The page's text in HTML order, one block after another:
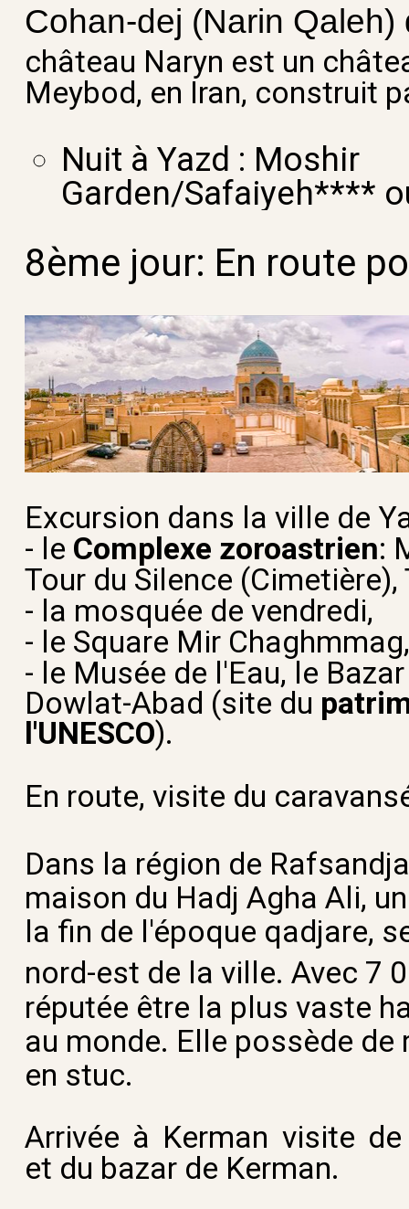
Cohan-dej (Narin
château Naryn est un
Meybod, en Iran, construit
Nuit à Yazd : Moshir
Garden/Safaiyeh****
8ème jour: En route
Excursion dans la ville de
- le Complexe zoroastrien:
Tour du Silence (Cimetière),
- la mosquée de vendredi,
- le Square Mir Chaghmmag,
- le Musée de l'Eau, le
Dowlat-Abad (site du
l'UNESCO).
En route, visite du
Dans la région de
maison du Hadj Agha Ali,
la fin de l'époque qadjare,
nord-est de la ville. Avec 7
réputée être la plus vaste
au monde. Elle possède
en stuc.
Arrivée à Kerman visite
et du bazar de Kerman.